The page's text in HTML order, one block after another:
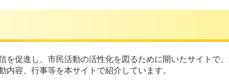
促進し、市民活動の活性化を図るために開いたサイトで
容、行事等を本サイトで紹介しています。